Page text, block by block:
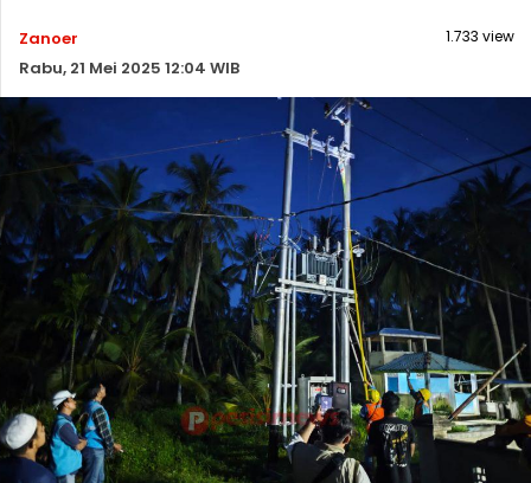
Zanoer
Rabu, 21 Mei 2025 12:04 WIB
1.733 view